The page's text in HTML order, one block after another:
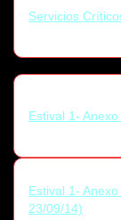
Servicios
Estival 1-
Estival 1-
23/09/14)